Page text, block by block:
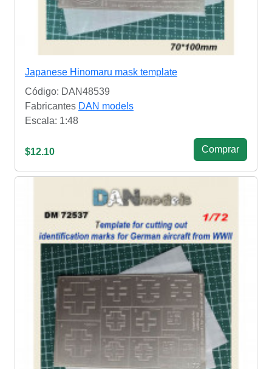
Japanese Hinomaru mask template
Código: DAN48539
Fabricantes DAN models
Escala: 1:48
$12.10 Сomprar